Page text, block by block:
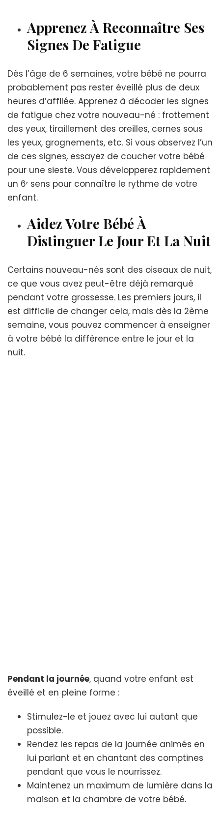
Apprenez À Reconnaître Ses
Signes De Fatigue
Dès l’âge de 6 semaines, votre bébé ne pourra
probablement pas rester éveillé plus de deux
heures d’affilée. Apprenez à décoder les signes
de fatigue chez votre nouveau-né : frottement
des yeux, tiraillement des oreilles, cernes sous
les yeux, grognements, etc. Si vous observez l’un
de ces signes, essayez de coucher votre bébé
pour une sieste. Vous développerez rapidement
un 6ᵉ sens pour connaître le rythme de votre
enfant.
Aidez Votre Bébé À
Distinguer Le Jour Et La Nuit
Certains nouveau-nés sont des oiseaux de nuit,
ce que vous avez peut-être déjà remarqué
pendant votre grossesse. Les premiers jours, il
est difficile de changer cela, mais dès la 2ème
semaine, vous pouvez commencer à enseigner
à votre bébé la différence entre le jour et la
nuit.
Pendant la journée, quand votre enfant est
éveillé et en pleine forme :
Stimulez-le et jouez avec lui autant que
possible.
Rendez les repas de la journée animés en
lui parlant et en chantant des comptines
pendant que vous le nourrissez.
Maintenez un maximum de lumière dans la
maison et la chambre de votre bébé.